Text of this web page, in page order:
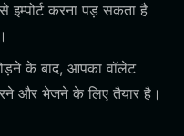
करना पड़ सकता है
के बाद, आपका वॉलेट
और भेजने के लिए तैयार है।